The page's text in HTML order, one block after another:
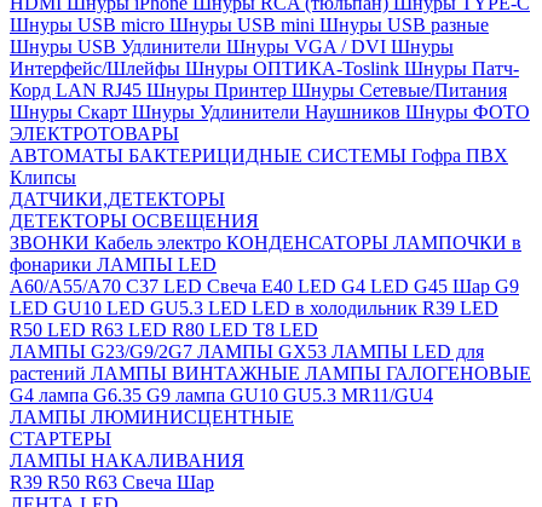
Шнуры USB micro Шнуры USB mini Шнуры USB разные
Шнуры USB Удлинители Шнуры VGA / DVI Шнуры
Интерфейс/Шлейфы Шнуры ОПТИКА-Toslink Шнуры Патч-
Корд LAN RJ45 Шнуры Принтер Шнуры Сетевые/Питания
Шнуры Скарт Шнуры Удлинители Наушников Шнуры ФОТО
ЭЛЕКТРОТОВАРЫ
АВТОМАТЫ БАКТЕРИЦИДНЫЕ СИСТЕМЫ Гофра ПВХ
Клипсы
ДАТЧИКИ,ДЕТЕКТОРЫ
ДЕТЕКТОРЫ ОСВЕЩЕНИЯ
ЗВОНКИ Кабель электро КОНДЕНСАТОРЫ ЛАМПОЧКИ в
фонарики ЛАМПЫ LED
A60/A55/A70 C37 LED Свеча E40 LED G4 LED G45 Шар G9
LED GU10 LED GU5.3 LED LED в холодильник R39 LED
R50 LED R63 LED R80 LED T8 LED
ЛАМПЫ G23/G9/2G7 ЛАМПЫ GX53 ЛАМПЫ LED для
растений ЛАМПЫ ВИНТАЖНЫЕ ЛАМПЫ ГАЛОГЕНОВЫЕ
G4 лампа G6.35 G9 лампа GU10 GU5.3 MR11/GU4
ЛАМПЫ ЛЮМИНИСЦЕНТНЫЕ
СТАРТЕРЫ
ЛАМПЫ НАКАЛИВАНИЯ
R39 R50 R63 Свеча Шар